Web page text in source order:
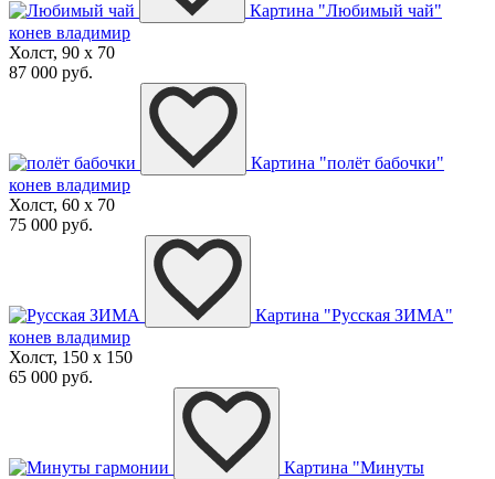
Картина "Любимый чай"
конев владимир
Холст, 90 x 70
87 000 руб.
Картина "полёт бабочки"
конев владимир
Холст, 60 x 70
75 000 руб.
Картина "Русская ЗИМА"
конев владимир
Холст, 150 x 150
65 000 руб.
Картина "Минуты